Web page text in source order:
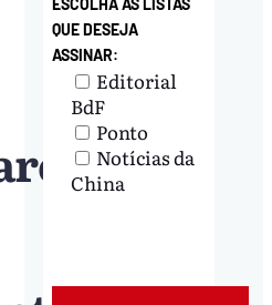
ESCOLHA AS LISTAS
QUE DESEJA
ASSINAR:
Editorial
BdF
Ponto
Notícias da
China